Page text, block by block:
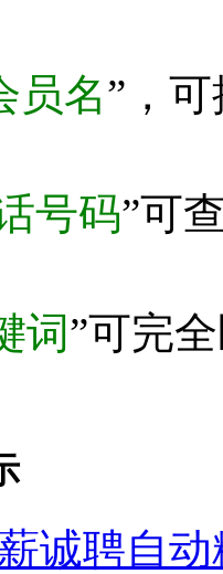
员名”，
号码”可
词”可完
诚聘自